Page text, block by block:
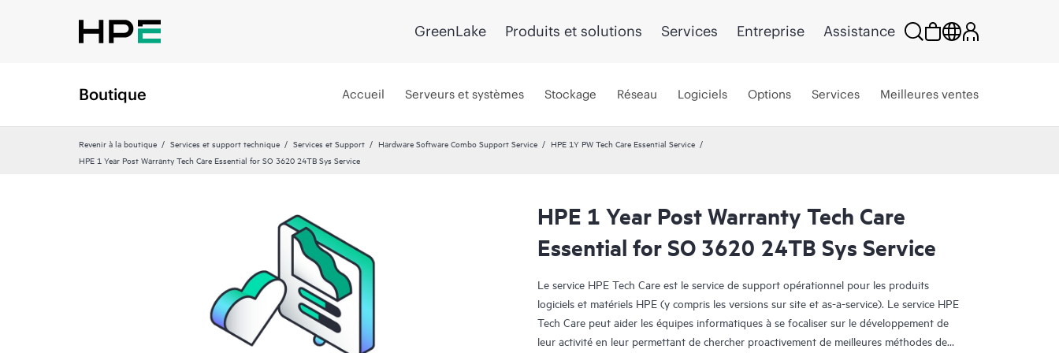
GreenLake Produits et solutions Services Entreprise Assistance
Boutique Accueil Serveurs et systèmes Stockage Réseau Logiciels Options Services Meilleures ventes
Revenir à la boutique Services et support technique Services et Support Hardware Software Combo Support Service
HPE 1Y PW Tech Care Essential Service
HPE 1 Year Post Warranty Tech Care Essential for SO 3620 24TB Sys Service
HPE 1 Year Post Warranty Tech Care
Essential for SO 3620 24TB Sys Service
Le service HPE Tech Care est le service de support opérationnel pour les produits
logiciels et matériels HPE (y compris les versions sur site et as-a-service). Le service HPE
Tech Care peut aider les équipes informatiques à se focaliser sur le développement de
leur activité en leur permettant de chercher proactivement de meilleures méthodes de